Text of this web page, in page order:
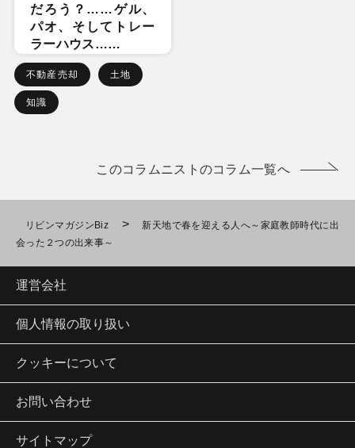
だろう？……ゲル、
パオ、そしてトレー
ラーハウス……
不動産売却 土地
知識
このコラムニストのコラム一覧へ
リビンマガジンBiz >
新天地で春を迎える人へ～家庭教師時代に出
会った２つの出来事～
運営会社
個人情報の取り扱い
クッキーについて
お問い合わせ
サイトマップ